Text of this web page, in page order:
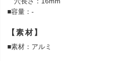
■容量：-
【素材】
■素材：アルミ